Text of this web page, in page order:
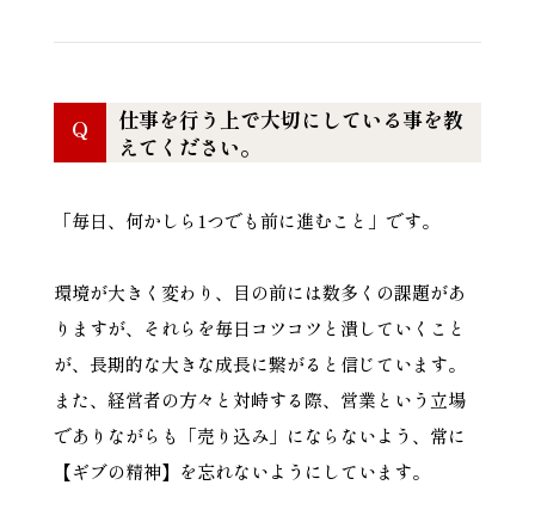
Q
仕事を行う上で大切にしている事を教
えてください。
「毎日、何かしら1つでも前に進むこと」です。
環境が大きく変わり、目の前には数多くの課題があ
りますが、それらを毎日コツコツと潰していくこと
が、長期的な大きな成長に繋がると信じています。
また、経営者の方々と対峙する際、営業という立場
でありながらも「売り込み」にならないよう、常に
【ギブの精神】を忘れないようにしています。